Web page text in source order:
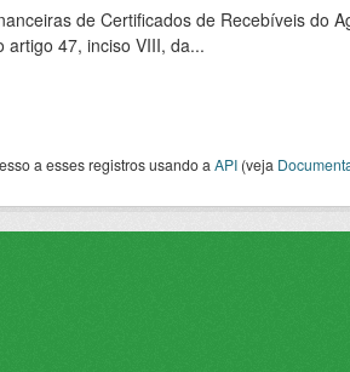
de Certificados de Recebíveis do
artigo 47, inciso VIII, da...
a esses registros usando a API(veja